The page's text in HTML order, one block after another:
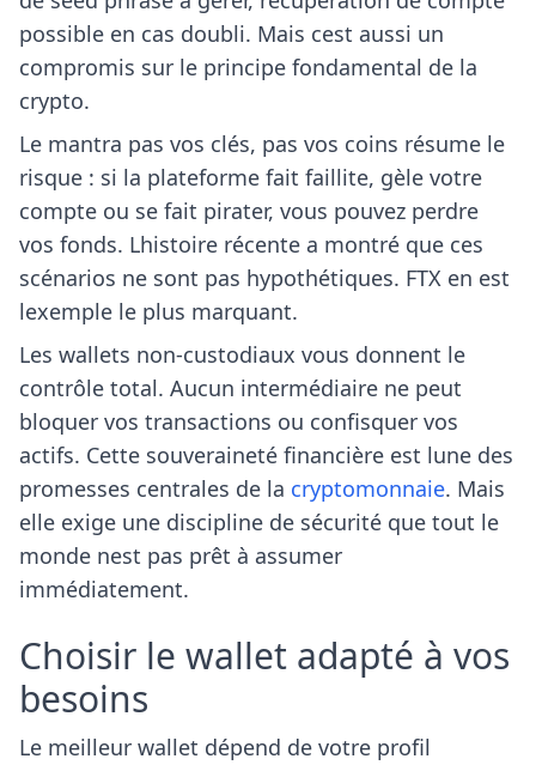
possible en cas doubli. Mais cest aussi un
compromis sur le principe fondamental de la
crypto.
Le mantra pas vos clés, pas vos coins résume le
risque : si la plateforme fait faillite, gèle votre
compte ou se fait pirater, vous pouvez perdre
vos fonds. Lhistoire récente a montré que ces
scénarios ne sont pas hypothétiques. FTX en est
lexemple le plus marquant.
Les wallets non-custodiaux vous donnent le
contrôle total. Aucun intermédiaire ne peut
bloquer vos transactions ou confisquer vos
actifs. Cette souveraineté financière est lune des
promesses centrales de la cryptomonnaie. Mais
elle exige une discipline de sécurité que tout le
monde nest pas prêt à assumer
immédiatement.
Choisir le wallet adapté à vos
besoins
Le meilleur wallet dépend de votre profil